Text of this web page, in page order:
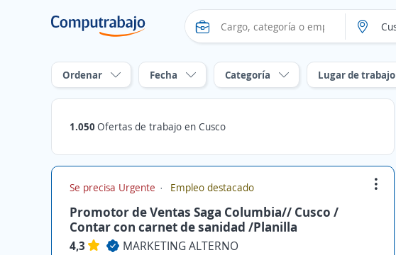
Ordenar Fecha Categoría Lugar de trabajo
1.050 Ofertas de trabajo en Cusco
Se precisa Urgente Empleo destacado
Promotor de Ventas Saga Columbia// Cusco /
Contar con carnet de sanidad /Planilla
4,3
MARKETING ALTERNO